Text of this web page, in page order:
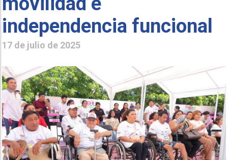
independencia funcional
17 de julio de 2025